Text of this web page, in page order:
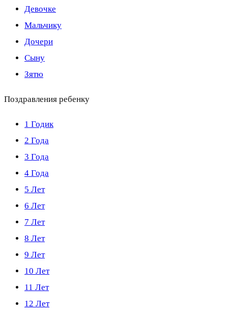
Девочке
Мальчику
Дочери
Сыну
Зятю
Поздравления ребенку
1 Годик
2 Года
3 Года
4 Года
5 Лет
6 Лет
7 Лет
8 Лет
9 Лет
10 Лет
11 Лет
12 Лет